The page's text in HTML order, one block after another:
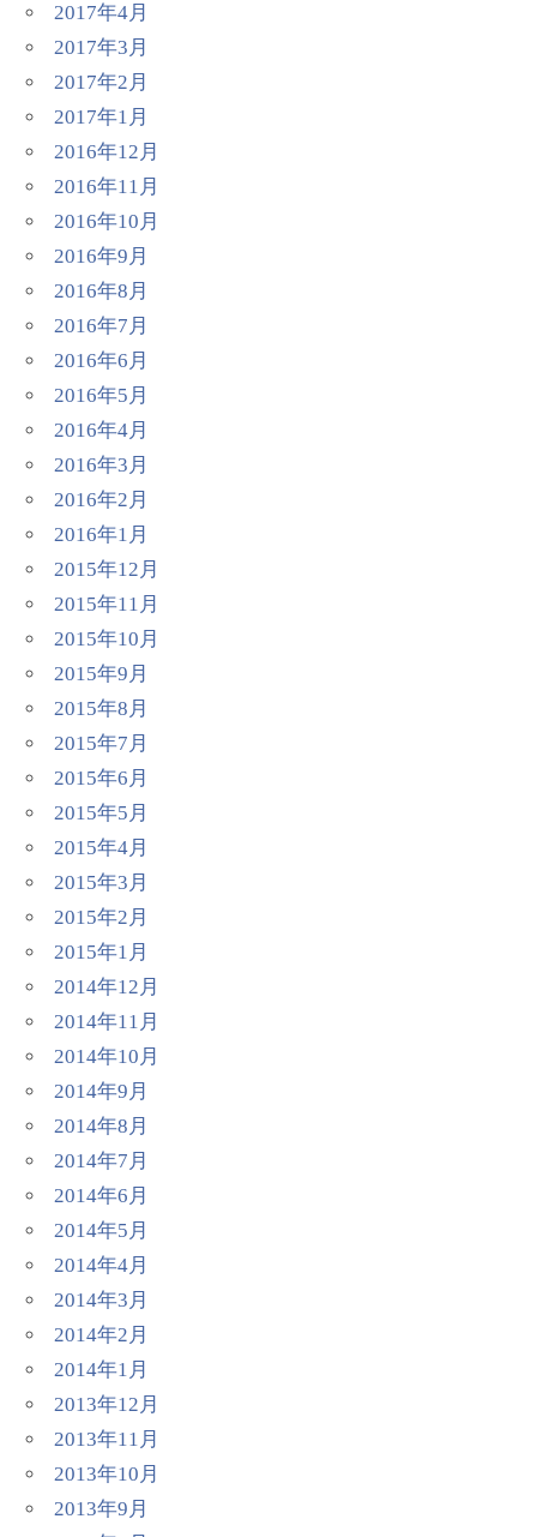
2017年4月
2017年3月
2017年2月
2017年1月
2016年12月
2016年11月
2016年10月
2016年9月
2016年8月
2016年7月
2016年6月
2016年5月
2016年4月
2016年3月
2016年2月
2016年1月
2015年12月
2015年11月
2015年10月
2015年9月
2015年8月
2015年7月
2015年6月
2015年5月
2015年4月
2015年3月
2015年2月
2015年1月
2014年12月
2014年11月
2014年10月
2014年9月
2014年8月
2014年7月
2014年6月
2014年5月
2014年4月
2014年3月
2014年2月
2014年1月
2013年12月
2013年11月
2013年10月
2013年9月